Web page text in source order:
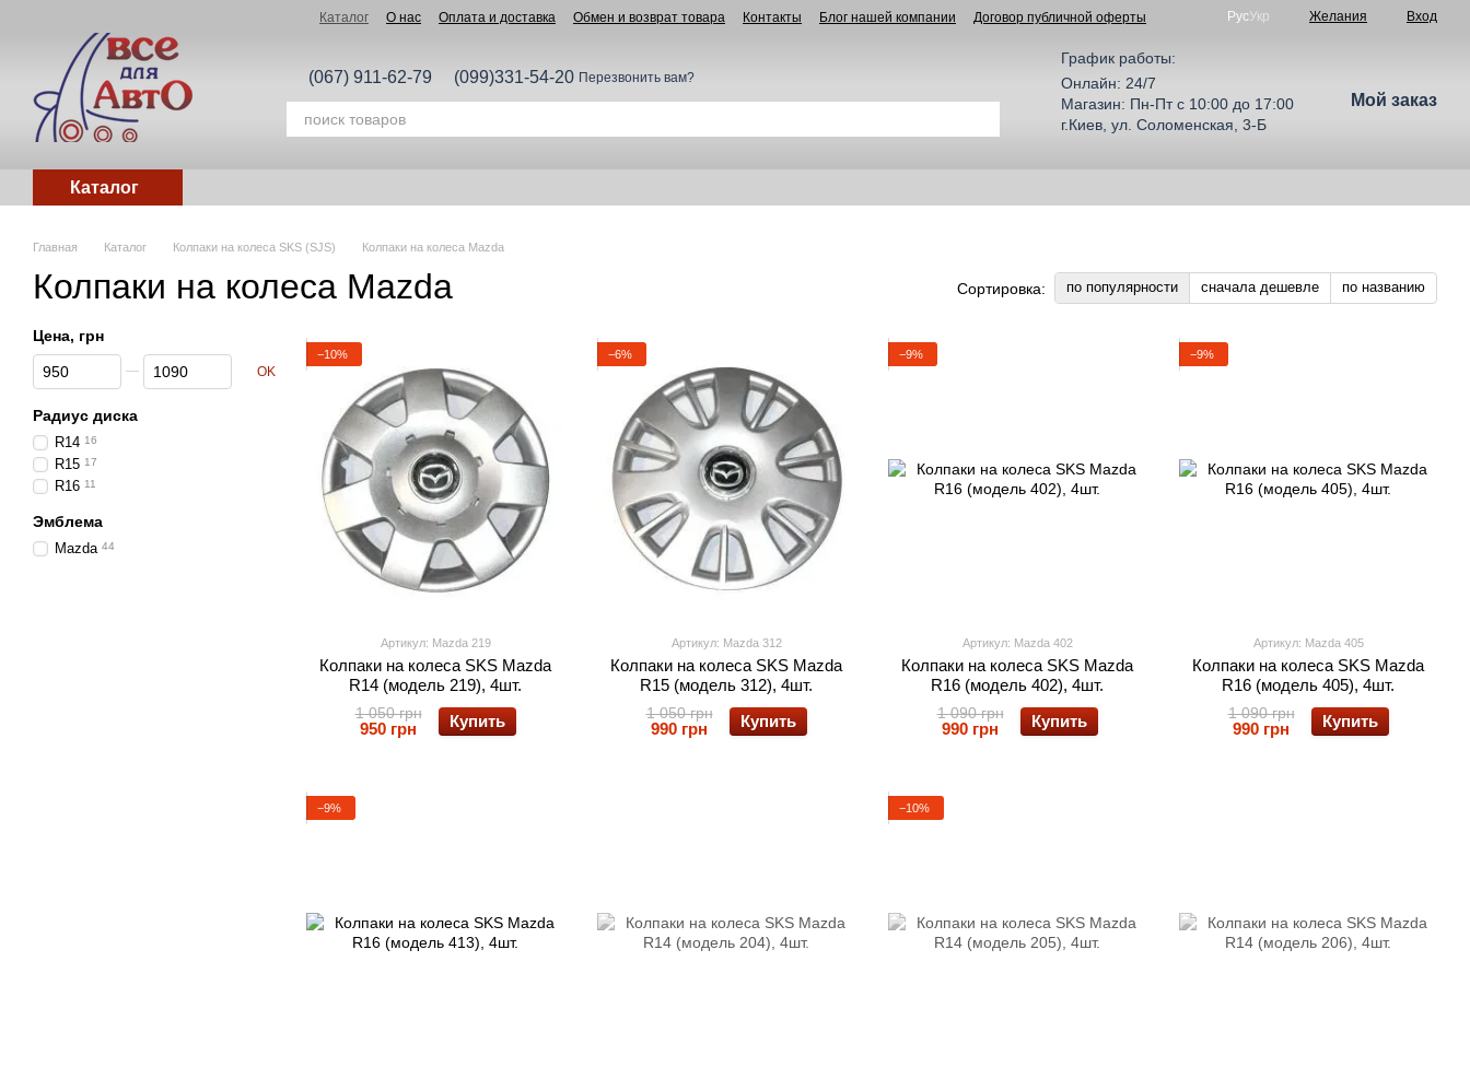
Каталог О нас Оплата и доставка Обмен и возврат товара Контакты Блог нашей компании Договор публичной оферты РусУкр Желания Вход
(067) 911-62-79 (099)331-54-20 Перезвонить вам?
График работы:
Онлайн: 24/7
Магазин: Пн-Пт с 10:00 до 17:00
г.Киев, ул. Соломенская, 3-Б
Мой заказ
Каталог
Главная Каталог Колпаки на колеса SKS (SJS) Колпаки на колеса Mazda
Колпаки на колеса Mazda Сортировка: по популярности сначала дешевле по названию
−10%
Артикул: Mazda 219
Колпаки на колеса SKS Mazda
R14 (модель 219), 4шт.
1 050 грн
950 грн Купить
−6%
Артикул: Mazda 312
Колпаки на колеса SKS Mazda
R15 (модель 312), 4шт.
1 050 грн
990 грн Купить
−9%
Артикул: Mazda 402
Колпаки на колеса SKS Mazda
R16 (модель 402), 4шт.
1 090 грн
990 грн Купить
−9%
Артикул: Mazda 405
Колпаки на колеса SKS Mazda
R16 (модель 405), 4шт.
1 090 грн
990 грн Купить
−9% −10%
Цена, грн
От Цена, грн
До Цена, грн OK
Радиус диска
R14 16
R15 17
R16 11
Эмблема
Mazda 44